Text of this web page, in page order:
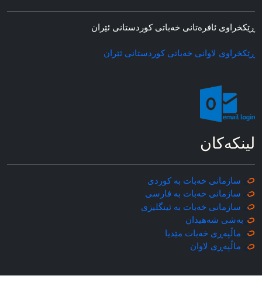
ڕێکخراوی ئافره‌تانی خه‌باتی کوردستانی ئێران
ڕێکخراوی لاوانی خه‌باتی کوردستانی ئێران
لینکه‌کان
سازمانی خه‌بات به کوردی
سازمانی خه‌بات به فارسی
سازمانی خه‌بات به ئینگلیزی
به‌شی شه‌هیدان
ماڵپه‌ڕی خه‌بات مێدیا
ماڵپه‌ڕی لاوان